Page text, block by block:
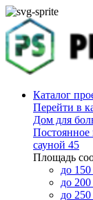
Каталог
Перейти в
Дом для
сауной 45
Площадь
до 150
до 200
до 250